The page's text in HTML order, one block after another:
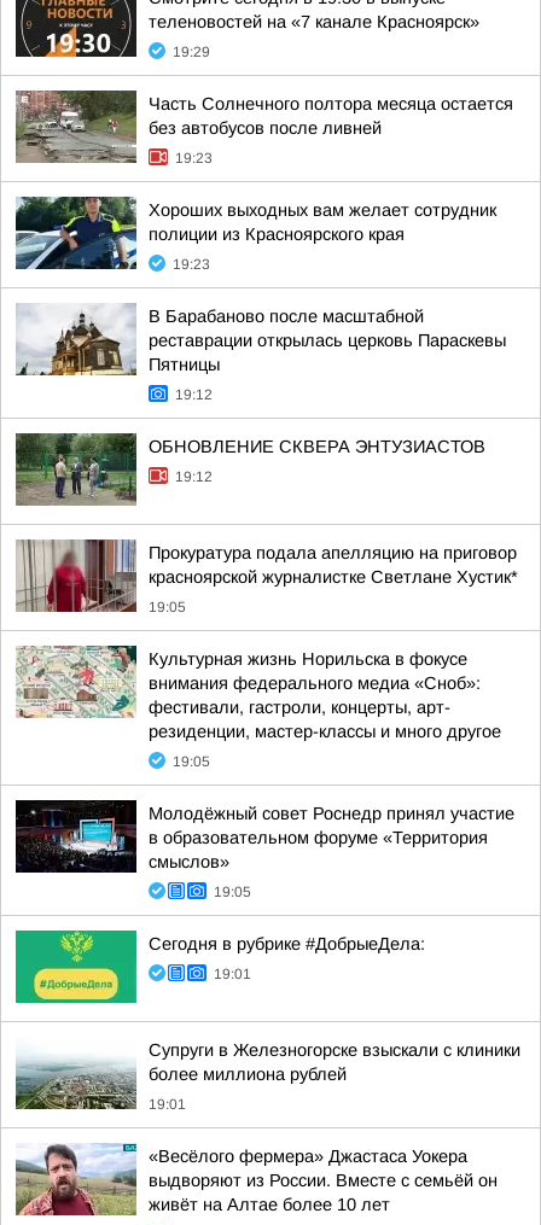
теленовостей на «7 канале Красноярск»
19:29
Часть Солнечного полтора месяца остается
без автобусов после ливней
19:23
Хороших выходных вам желает сотрудник
полиции из Красноярского края
19:23
В Барабаново после масштабной
реставрации открылась церковь Параскевы
Пятницы
19:12
ОБНОВЛЕНИЕ СКВЕРА ЭНТУЗИАСТОВ
19:12
Прокуратура подала апелляцию на приговор
красноярской журналистке Светлане Хустик*
19:05
Культурная жизнь Норильска в фокусе
внимания федерального медиа «Сноб»:
фестивали, гастроли, концерты, арт-
резиденции, мастер-классы и много другое
19:05
Молодёжный совет Роснедр принял участие
в образовательном форуме «Территория
смыслов»
19:05
Сегодня в рубрике #ДобрыеДела:
19:01
Супруги в Железногорске взыскали с клиники
более миллиона рублей
19:01
«Весёлого фермера» Джастаса Уокера
выдворяют из России. Вместе с семьёй он
живёт на Алтае более 10 лет